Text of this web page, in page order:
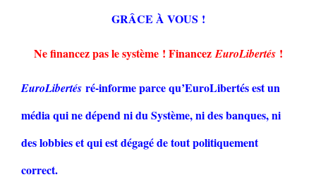
GRÂCE À VOUS !
Ne financez pas le système ! Financez EuroLibertés !
EuroLibertés ré-informe parce qu’EuroLibertés est un
média qui ne dépend ni du Système, ni des banques, ni
des lobbies et qui est dégagé de tout politiquement
correct.